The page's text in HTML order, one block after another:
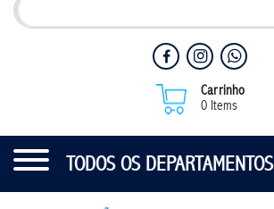
Carrinho
0 Items
TODOS OS DEPARTAMENTOS